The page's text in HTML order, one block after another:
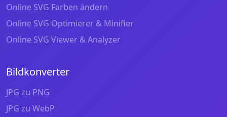
Online SVG Farben ändern
Online SVG Optimierer & Minifier
Online SVG Viewer & Analyzer
Bildkonverter
JPG zu PNG
JPG zu WebP